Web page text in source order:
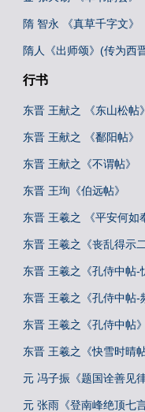
隋 智永 《真草千字文》
隋人《出师颂》(传为西
行书
东晋 王献之 《东山松帖》
东晋 王献之 《鄱阳帖》
东晋 王献之《不谓帖》
东晋 王珣《伯远帖》
东晋 王羲之 《平安何如
东晋 王羲之《丧乱得示
东晋 王羲之《孔侍中帖-
东晋 王羲之《孔侍中帖-
东晋 王羲之《孔侍中帖
东晋 王羲之《快雪时晴
元 冯子振《题国诠善见律
元 张雨《登南峰绝顶七